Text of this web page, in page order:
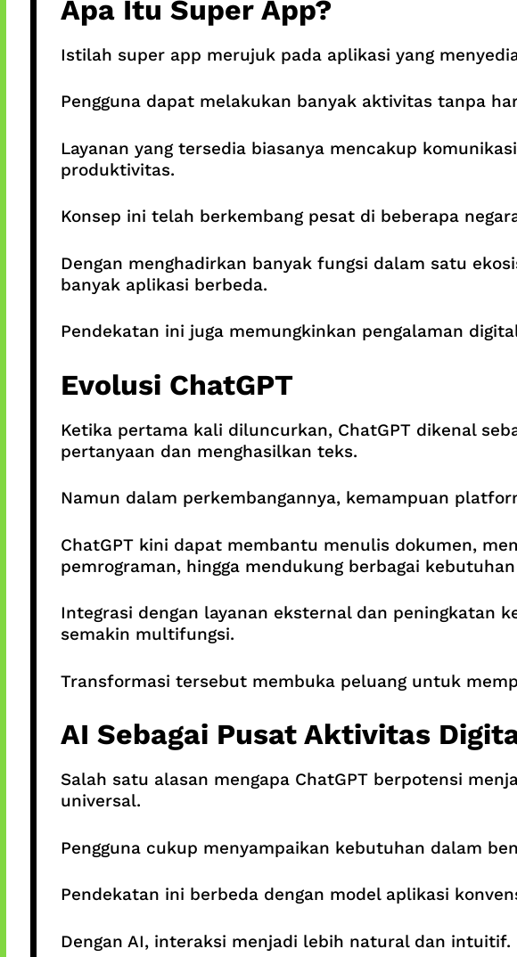
Apa Itu Super App?
Istilah super app merujuk pada aplikasi yang
Pengguna dapat melakukan banyak aktivitas tanpa
Layanan yang tersedia biasanya mencakup
produktivitas.
Konsep ini telah berkembang pesat di beberapa
Dengan menghadirkan banyak fungsi dalam satu
banyak aplikasi berbeda.
Pendekatan ini juga memungkinkan pengalaman
Evolusi ChatGPT
Ketika pertama kali diluncurkan, ChatGPT dikenal
pertanyaan dan menghasilkan teks.
Namun dalam perkembangannya, kemampuan
ChatGPT kini dapat membantu menulis dokumen,
pemrograman, hingga mendukung berbagai
Integrasi dengan layanan eksternal dan peningkatan
semakin multifungsi.
Transformasi tersebut membuka peluang untuk
AI Sebagai Pusat Aktivitas
Salah satu alasan mengapa ChatGPT berpotensi
universal.
Pengguna cukup menyampaikan kebutuhan dalam
Pendekatan ini berbeda dengan model aplikasi
Dengan AI, interaksi menjadi lebih natural dan intuitif.